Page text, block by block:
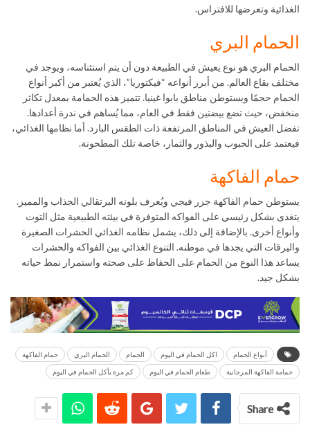
الغذائية وتعرضها للافتراس.
الحمام البري
الحمام البري هو نوع يعيش في الطبيعة دون أن يتم استئناسه، ويوجد في
مختلف بقاع العالم. من أبرز أنواعه “فيكتوريا”، الذي يُعتبر من أكبر أنواع
الحمام حجمًا ويستوطن مناطق بابوا غينيا. تتميز هذه الحمامة بمعدل تكاثر
منخفض، حيث تضع بيضتين فقط في العام، مما يُساهم في ندرة أعدادها.
تفضل العيش في المناطق المرتفعة ذات الطقس البارد. أما نظامها الغذائي،
فيعتمد على الحبوب والبذور والثمار، خاصة تلك المطحونة.
حمام الفاكهة
يستوطن حمام الفاكهة جزر فيجي ويُعرف بلونه البرتقالي الجذاب والمميز.
يتغذى بشكل رئيسي على الفواكه المتوفرة في بيئته الطبيعية مثل التوت
وأنواع أخرى. بالإضافة إلى ذلك، يشمل نظامه الغذائي الحشرات الصغيرة
واليرقات التي يجدها في موطنه. التنوع الغذائي بين الفواكه والحشرات
يساعد هذا النوع من الحمام على الحفاظ على صحته واستمرار نمط حياته
بشكل جيد.
أنواع الحمام اكل الحمام في اليوم الحمام الحمام البري حمام الفاكهة
حمامة الفاكهة المرجانية طعام الحمام في اليوم كم مرة يأكل الحمام في اليوم
Share